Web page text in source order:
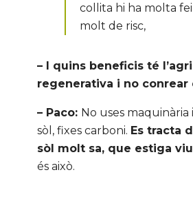
collita hi ha molta
molt de risc,
– I quins beneficis té
regenerativa i no conrear
– Paco: No uses maquinària
sòl, fixes carboni. Es tracta
sòl molt sa, que estiga viu
és això.